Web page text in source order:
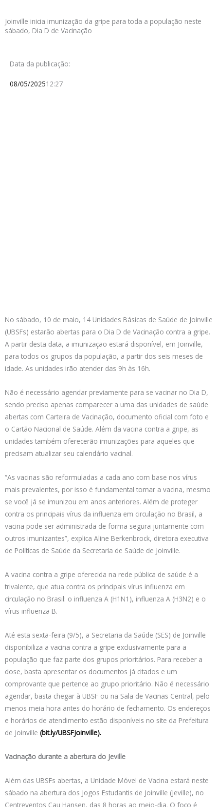
Joinville inicia imunização da gripe para toda a população neste
sábado, Dia D de Vacinação
Data da publicação:
08/05/202512:27
No sábado, 10 de maio, 14 Unidades Básicas de Saúde de Joinville
(UBSFs) estarão abertas para o Dia D de Vacinação contra a gripe.
A partir desta data, a imunização estará disponível, em Joinville,
para todos os grupos da população, a partir dos seis meses de
idade. As unidades irão atender das 9h às 16h.
Não é necessário agendar previamente para se vacinar no Dia D,
sendo preciso apenas comparecer a uma das unidades de saúde
abertas com Carteira de Vacinação, documento oficial com foto e
o Cartão Nacional de Saúde. Além da vacina contra a gripe, as
unidades também oferecerão imunizações para aqueles que
precisam atualizar seu calendário vacinal.
“As vacinas são reformuladas a cada ano com base nos vírus
mais prevalentes, por isso é fundamental tomar a vacina, mesmo
se você já se imunizou em anos anteriores. Além de proteger
contra os principais vírus da influenza em circulação no Brasil, a
vacina pode ser administrada de forma segura juntamente com
outros imunizantes”, explica Aline Berkenbrock, diretora executiva
de Políticas de Saúde da Secretaria de Saúde de Joinville.
A vacina contra a gripe oferecida na rede pública de saúde é a
trivalente, que atua contra os principais vírus influenza em
circulação no Brasil: o influenza A (H1N1), influenza A (H3N2) e o
vírus influenza B.
Até esta sexta-feira (9/5), a Secretaria da Saúde (SES) de Joinville
disponibiliza a vacina contra a gripe exclusivamente para a
população que faz parte dos grupos prioritários. Para receber a
dose, basta apresentar os documentos já citados e um
comprovante que pertence ao grupo prioritário. Não é necessário
agendar, basta chegar à UBSF ou na Sala de Vacinas Central, pelo
menos meia hora antes do horário de fechamento. Os endereços
e horários de atendimento estão disponíveis no site da Prefeitura
de Joinville (bit.ly/UBSFJoinville).
Vacinação durante a abertura do Jeville
Além das UBSFs abertas, a Unidade Móvel de Vacina estará neste
sábado na abertura dos Jogos Estudantis de Joinville (Jeville), no
Centreventos Cau Hansen, das 8 horas ao meio-dia. O foco é